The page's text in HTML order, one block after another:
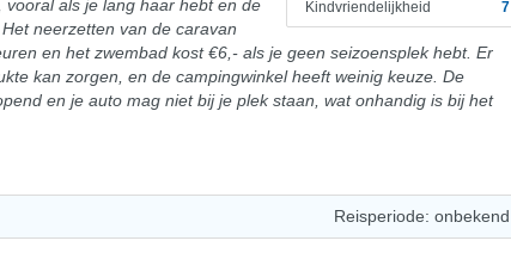
Kindvriendelijkheid
7
als je lang haar hebt en de
neerzetten van de caravan
en het zwembad kost €6,- als je geen seizoensplek hebt. Er
kan zorgen, en de campingwinkel heeft weinig keuze. De
en je auto mag niet bij je plek staan, wat onhandig is bij het
Reisperiode: onbekend